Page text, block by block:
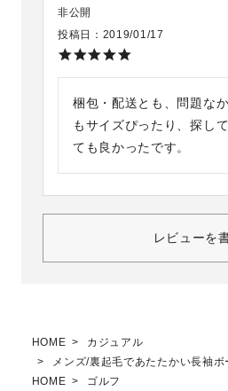
非公開
投稿日
2019/01/17
梱包・配送とも、問題な
もサイズぴったり、探し
ても良かったです。
レビューを
HOME
カジュアル
メンズ/裏起毛であたたかい長袖
HOME
ゴルフ